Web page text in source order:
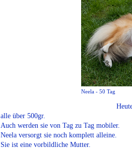
Neela - 50 Tag
alle über 500gr.
Auch werden sie von Tag zu Tag mobiler.
Neela versorgt sie noch komplett alleine.
Sie ist eine vorbildliche Mutter.